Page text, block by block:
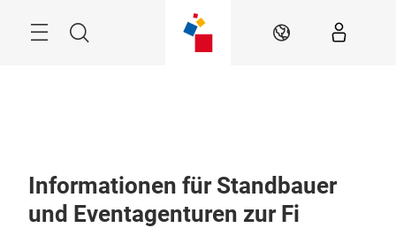
Suche DE
Informationen für Standbauer
und Eventagenturen zur Fi